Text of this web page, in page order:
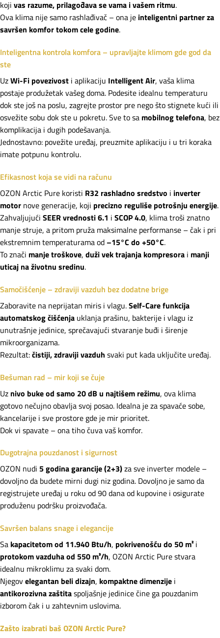
koji vas razume, prilagođava se vama i vašem ritmu.
Ova klima nije samo rashlađivač – ona je inteligentni partner za
savršen komfor tokom cele godine.
Inteligentna kontrola komfora – upravljajte klimom gde god da
ste
UzWi-Fi povezivost i aplikaciju Intelligent Air, vaša klima
postaje produžetak vašeg doma. Podesite idealnu temperaturu
dok ste još na poslu, zagrejte prostor pre nego što stignete kući ili
osvežite sobu dok ste u pokretu. Sve to sa mobilnog telefona, bez
komplikacija i dugih podešavanja.
Jednostavno: povežite uređaj, preuzmite aplikaciju i u tri koraka
imate potpunu kontrolu.
Efikasnost koja se vidi na računu
OZON Arctic Pure koristi R32 rashladno sredstvo i inverter
motor nove generacije, koji precizno reguliše potrošnju energije.
Zahvaljujući SEER vrednosti 6.1 i SCOP 4.0, klima troši znatno
manje struje, a pritom pruža maksimalne performanse – čak i pri
ekstremnim temperaturama od–15°C do +50°C.
To znači manje troškove, duži vek trajanja kompresora i manji
uticaj na životnu sredinu.
Samočišćenje – zdraviji vazduh bez dodatne brige
Zaboravite na neprijatan miris i vlagu.Self-Care funkcija
automatskog čišćenja uklanja prašinu, bakterije i vlagu iz
unutrašnje jedinice, sprečavajući stvaranje buđi i širenje
mikroorganizama.
Rezultat:čistiji, zdraviji vazduh svaki put kada uključite uređaj.
Bešuman rad – mir koji se čuje
Uz nivo buke od samo 20 dB u najtišem režimu, ova klima
gotovo nečujno obavlja svoj posao. Idealna je za spavaće sobe,
kancelarije i sve prostore gde je mir prioritet.
Dok vi spavate – ona tiho čuva vaš komfor.
Dugotrajna pouzdanost i sigurnost
OZON nudi 5 godina garancije (2+3)za sve inverter modele –
dovoljno da budete mirni dugi niz godina. Dovoljno je samo da
registrujete uređaj u roku od 90 dana od kupovine i osigurate
produženu podršku proizvođača.
Savršen balans snage i elegancije
Sa kapacitetom od 11.940 Btu/h, pokrivenošću do 50 m² i
protokom vazduha od 550 m³/h, OZON Arctic Pure stvara
idealnu mikroklimu za svaki dom.
Njegovelegantan beli dizajn, kompaktne dimenzije i
antikorozivna zaštitaspoljašnje jedinice čine ga pouzdanim
izborom čak i u zahtevnim uslovima.
Zašto izabrati baš OZON Arctic Pure?